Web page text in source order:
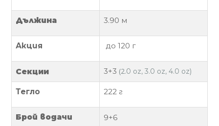
запазени.
Маркетинг
Дължина 3.90 м
Акция до 120 г
Секции 3+3 (2.0 oz, 3.0 oz, 4.0 oz)
Тегло 222 г
Брой водачи 9+6